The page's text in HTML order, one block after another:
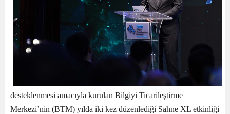
desteklenmesi amacıyla kurulan Bilgiyi Ticarileştirme
Merkezi’nin (BTM) yılda iki kez düzenlediği Sahne XL etkinliği